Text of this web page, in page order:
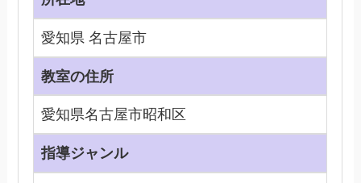
愛知県 名古屋市
教室の住所
愛知県名古屋市昭和区
指導ジャンル